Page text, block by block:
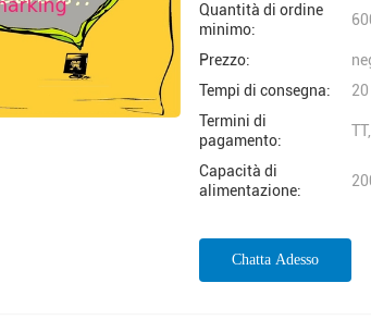
Quantità di ordine
minimo:
Prezzo:
Tempi di consegna:
Termini di
pagamento:
Capacità di
alimentazione:
Chatta Adesso